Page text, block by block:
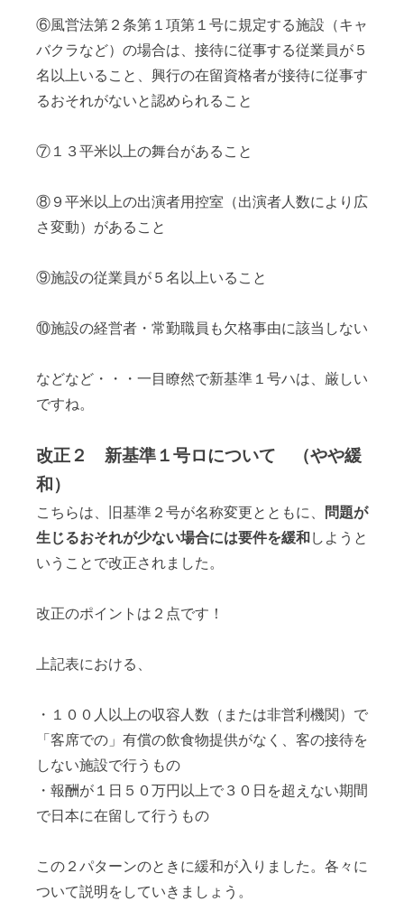
⑥風営法第２条第１項第１号に規定する施設（キャ
バクラなど）の場合は、接待に従事する従業員が５
名以上いること、興行の在留資格者が接待に従事す
るおそれがないと認められること
⑦１３平米以上の舞台があること
⑧９平米以上の出演者用控室（出演者人数により広
さ変動）があること
⑨施設の従業員が５名以上いること
⑩施設の経営者・常勤職員も欠格事由に該当しない
などなど・・・一目瞭然で新基準１号ハは、厳しい
ですね。
改正２ 新基準１号ロについて （やや緩
和）
こちらは、旧基準２号が名称変更とともに、 問題が
生じるおそれが少ない場合には要件を緩和しようと
いうことで改正されました。
改正のポイントは２点です！
上記表における、
・１００人以上の収容人数（または非営利機関）で
「客席での」有償の飲食物提供がなく、客の接待を
しない施設で行うもの
・報酬が１日５０万円以上で３０日を超えない期間
で日本に在留して行うもの
この２パターンのときに緩和が入りました。各々に
ついて説明をしていきましょう。